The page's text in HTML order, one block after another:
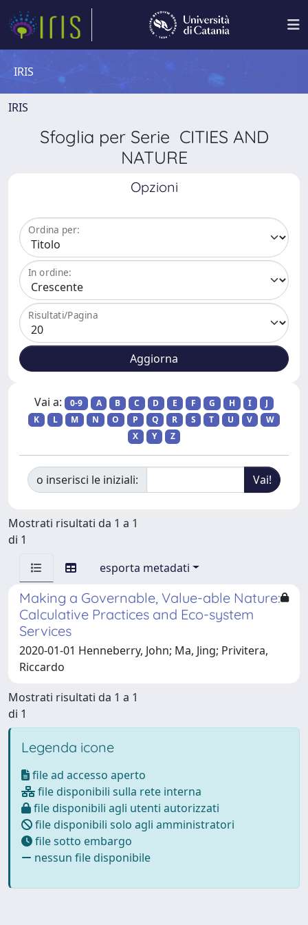
IRIS
IRIS
Sfoglia per Serie CITIES AND
NATURE
Opzioni
Ordina per:
In ordine:
Risultati/Pagina
Vai a: 0-9 A B C D E F G H I
J
K
L M N O P Q R S T U V
W
X
Y Z
o inserisci le iniziali:
Mostrati risultati da 1 a 1
di 1
esporta metadati
Making a Governable, Value-able Nature:
Calculative Practices and Eco-system
Services
2020-01-01 Henneberry, John; Ma, Jing; Privitera,
Riccardo
Mostrati risultati da 1 a 1
di 1
Legenda icone
file ad accesso aperto
file disponibili sulla rete interna
file disponibili agli utenti autorizzati
file disponibili solo agli amministratori
file sotto embargo
nessun file disponibile